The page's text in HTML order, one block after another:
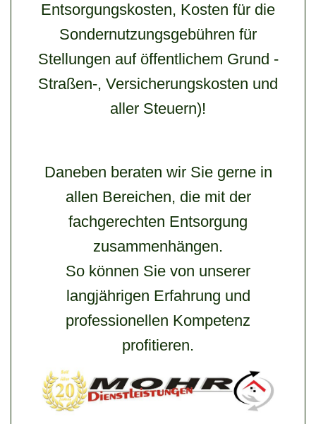
Entsorgungskosten, Kosten für die
Sondernutzungsgebühren für
Stellungen auf öffentlichem Grund -
Straßen-, Versicherungskosten und
aller Steuern)!
Daneben beraten wir Sie gerne in
allen Bereichen, die mit der
fachgerechten Entsorgung
zusammenhängen.
So können Sie von unserer
langjährigen Erfahrung und
professionellen Kompetenz
profitieren.